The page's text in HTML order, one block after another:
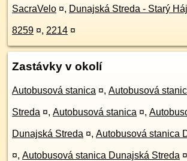
SacraVelo ¤, Dunajská Streda - Starý
8259 ¤, 2214 ¤
Zastávky v okolí
Autobusová stanica ¤, Autobusová
Streda ¤, Autobusová stanica ¤,
Dunajská Streda ¤, Autobusová stanica
¤, Autobusová stanica Dunajská Streda ¤